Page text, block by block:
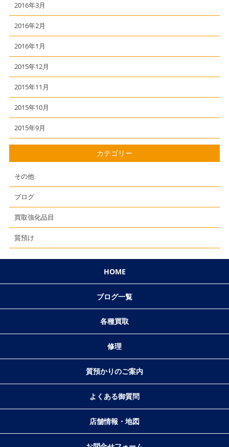
2016年3月
2016年2月
2016年1月
2015年12月
2015年11月
2015年10月
2015年9月
カテゴリー
その他
ブログ
買取強化品目
質預け
HOME
ブログ一覧
各種買取
修理
質預かりのご案内
よくある御質問
店舗情報・地図